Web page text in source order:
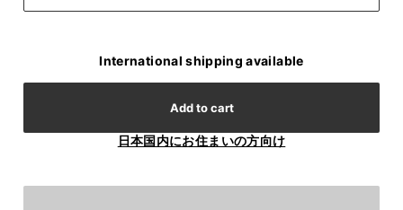
International shipping available
Add to cart
日本国内にお住まいの方向け